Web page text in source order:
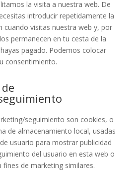
la visita a nuestra web. De
introducir repetidamente la
cuando visitas nuestra web y, por
permanecen en tu cesta de la
pagado. Podemos colocar
consentimiento.
seguimiento son cookies, o
de almacenamiento local, usadas
usuario para mostrar publicidad
del usuario en esta web o
fines de marketing similares.